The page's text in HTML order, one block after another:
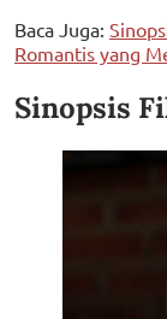
Baca Juga:
Romantis yang
Sinopsis